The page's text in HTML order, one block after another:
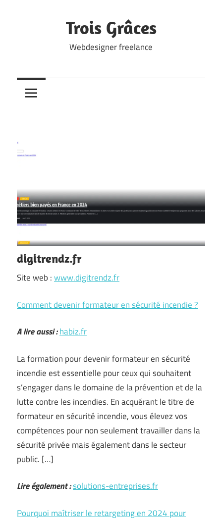
Trois Grâces
Webdesigner freelance
digitrendz.fr
Site web :www.digitrendz.fr
Comment devenir formateur en sécurité incendie ?
A lire aussi :habiz.fr
La formation pour devenir formateur en sécurité
incendie est essentielle pour ceux qui souhaitent
s’engager dans le domaine de la prévention et de la
lutte contre les incendies. En acquérant le titre de
formateur en sécurité incendie, vous élevez vos
compétences pour non seulement travailler dans la
sécurité privée mais également dans le secteur
public. […]
Lire également :solutions-entreprises.fr
Pourquoi maîtriser le retargeting en 2024 pour